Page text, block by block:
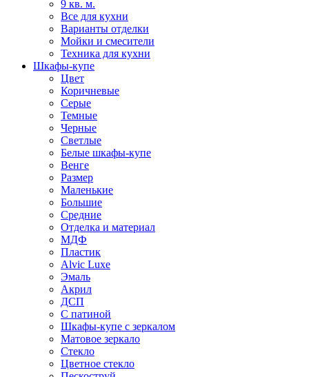
9 кв. м.
Все для кухни
Варианты отделки
Мойки и смесители
Техника для кухни
Шкафы-купе
Цвет
Коричневые
Серые
Темные
Черные
Светлые
Белые шкафы-купе
Венге
Размер
Маленькие
Большие
Средние
Отделка и материал
МДФ
Пластик
Alvic Luxe
Эмаль
Акрил
ДСП
С патиной
Шкафы-купе с зеркалом
Матовое зеркало
Стекло
Цветное стекло